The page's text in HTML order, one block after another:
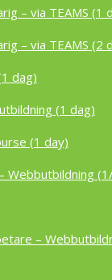
– via TEAMS (1
– via TEAMS (2
dag)
(1 dag)
(1 day)
Webbutbildning
–